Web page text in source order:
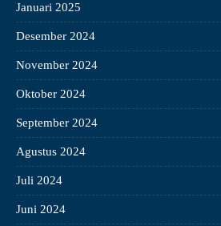
Januari 2025
Desember 2024
November 2024
Oktober 2024
September 2024
Agustus 2024
Juli 2024
Juni 2024